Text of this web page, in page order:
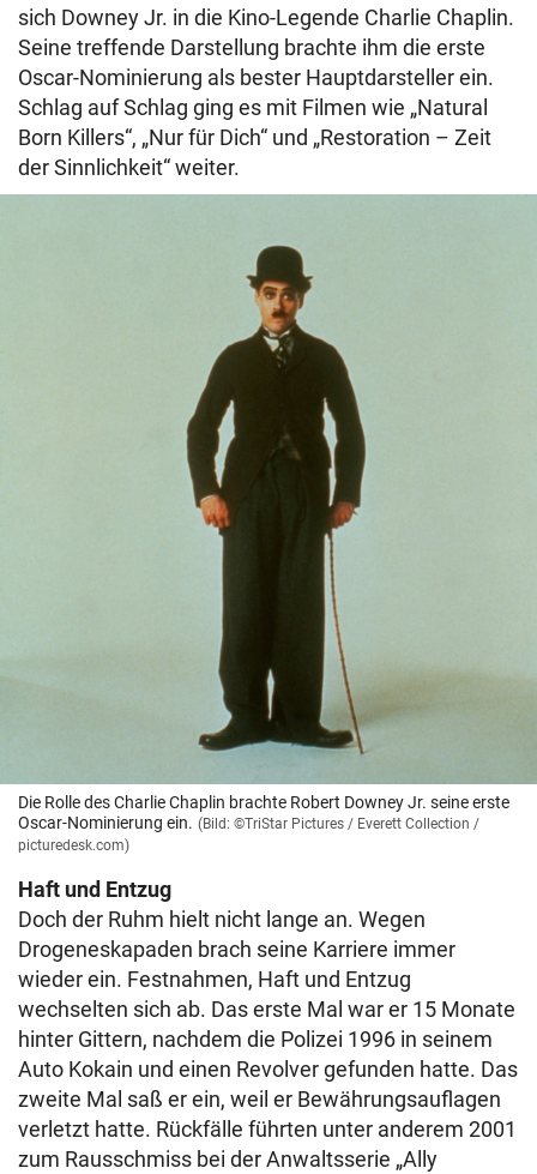
sich Downey Jr. in die Kino-Legende Charlie Chaplin.
Seine treffende Darstellung brachte ihm die erste
Oscar-Nominierung als bester Hauptdarsteller ein.
Schlag auf Schlag ging es mit Filmen wie „Natural
Born Killers“, „Nur für Dich“ und „Restoration – Zeit
der Sinnlichkeit“ weiter.
Die Rolle des Charlie Chaplin brachte Robert Downey Jr. seine erste
Oscar-Nominierung ein. (Bild: ©TriStar Pictures / Everett Collection /
picturedesk.com)
Haft und Entzug
Doch der Ruhm hielt nicht lange an. Wegen
Drogeneskapaden brach seine Karriere immer
wieder ein. Festnahmen, Haft und Entzug
wechselten sich ab. Das erste Mal war er 15 Monate
hinter Gittern, nachdem die Polizei 1996 in seinem
Auto Kokain und einen Revolver gefunden hatte. Das
zweite Mal saß er ein, weil er Bewährungsauflagen
verletzt hatte. Rückfälle führten unter anderem 2001
zum Rausschmiss bei der Anwaltsserie „Ally